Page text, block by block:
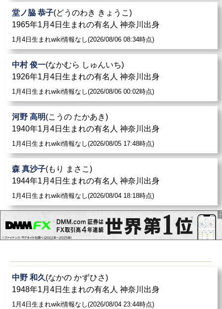
堂ノ脇 恭子(どうのわき きょうこ)
1965年1月4日生まれの有名人 神奈川出身
1月4日生まれwiki情報なし(2026/08/06 08:34時点)
中村 俊一(なかむら しゅんいち)
1926年1月4日生まれの有名人 神奈川出身
1月4日生まれwiki情報なし(2026/08/06 00:02時点)
河野 高明(こうの たかあき)
1940年1月4日生まれの有名人 神奈川出身
1月4日生まれwiki情報なし(2026/08/05 17:48時点)
森 真沙子(もり まさこ)
1944年1月4日生まれの有名人 神奈川出身
1月4日生まれwiki情報なし(2026/08/04 18:18時点)
中野 和久(なかの かずひさ)
1948年1月4日生まれの有名人 神奈川出身
1月4日生まれwiki情報なし(2026/08/04 23:44時点)